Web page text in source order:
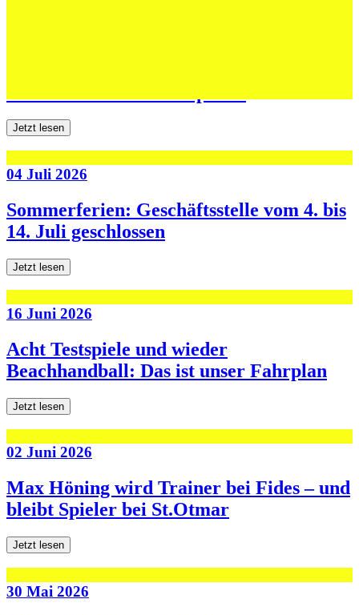
Jetzt lesen
04 Juli 2026
Sommerferien: Geschäftsstelle vom 4. bis
14. Juli geschlossen
Jetzt lesen
16 Juni 2026
Acht Testspiele und wieder
Beachhandball: Das ist unser Fahrplan
Jetzt lesen
02 Juni 2026
Max Höning wird Trainer bei Fides – und
bleibt Spieler bei St.Otmar
Jetzt lesen
30 Mai 2026